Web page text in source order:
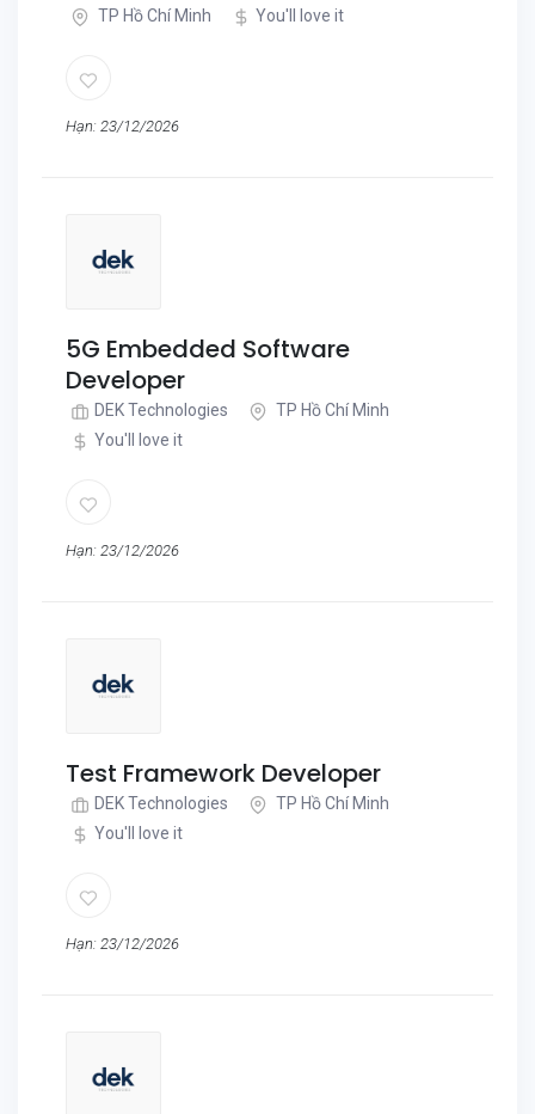
TP Hồ Chí Minh
You'll love it
Hạn: 23/12/2026
5G Embedded Software
Developer
DEK Technologies
TP Hồ Chí Minh
You'll love it
Hạn: 23/12/2026
Test Framework Developer
DEK Technologies
TP Hồ Chí Minh
You'll love it
Hạn: 23/12/2026